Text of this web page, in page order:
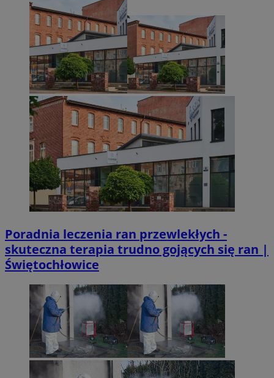
Poradnia leczenia ran przewlekłych -
skuteczna terapia trudno gojących się ran |
Świętochłowice